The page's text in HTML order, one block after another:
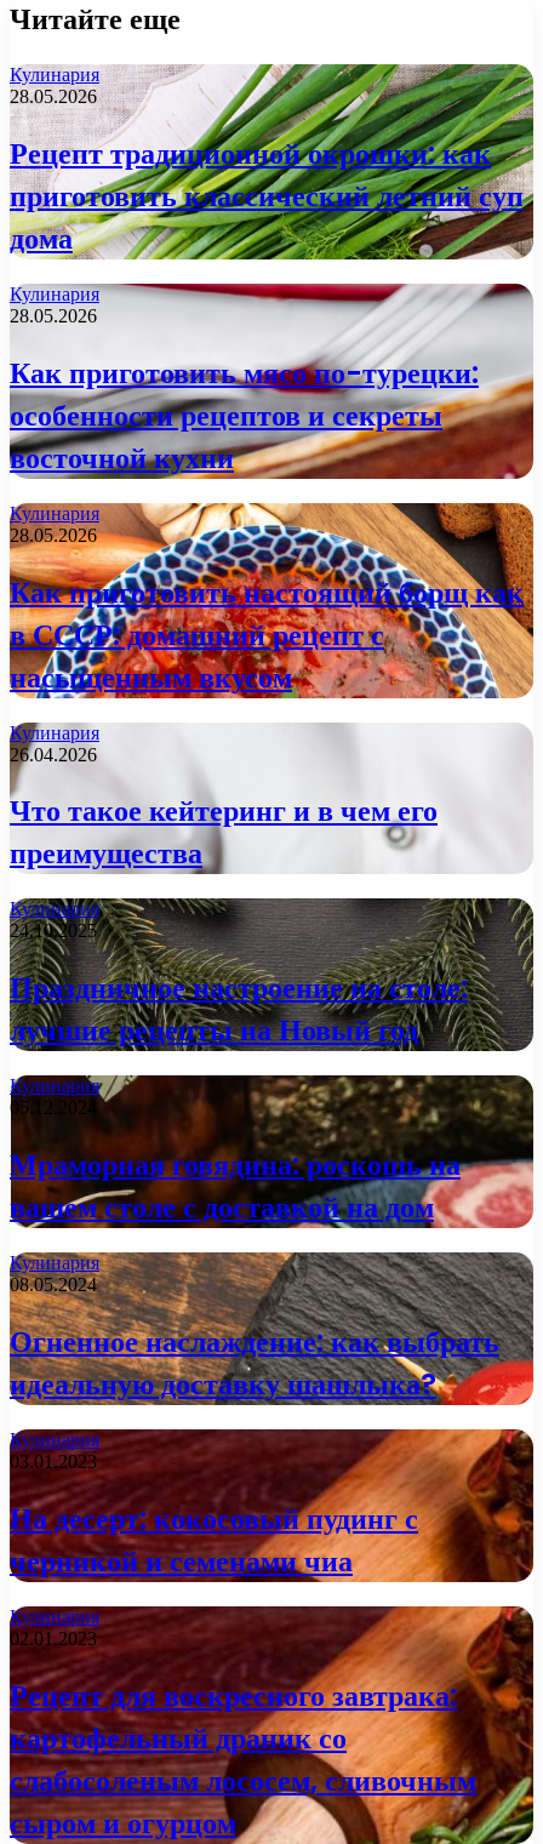
Читайте еще
Кулинария
28.05.2026
Рецепт традиционной окрошки: как
приготовить классический летний суп
дома
Кулинария
28.05.2026
Как приготовить мясо по-турецки:
особенности рецептов и секреты
восточной кухни
Кулинария
28.05.2026
Как приготовить настоящий борщ как
в СССР: домашний рецепт с
насыщенным вкусом
Кулинария
26.04.2026
Что такое кейтеринг и в чем его
преимущества
Кулинария
24.10.2025
Праздничное настроение на столе:
лучшие рецепты на Новый год
Кулинария
05.12.2024
Мраморная говядина: роскошь на
вашем столе с доставкой на дом
Кулинария
08.05.2024
Огненное наслаждение: как выбрать
идеальную доставку шашлыка?
Кулинария
03.01.2023
На десерт: кокосовый пудинг с
черникой и семенами чиа
Кулинария
02.01.2023
Рецепт для воскресного завтрака:
картофельный драник со
слабосоленым лососем, сливочным
сыром и огурцом